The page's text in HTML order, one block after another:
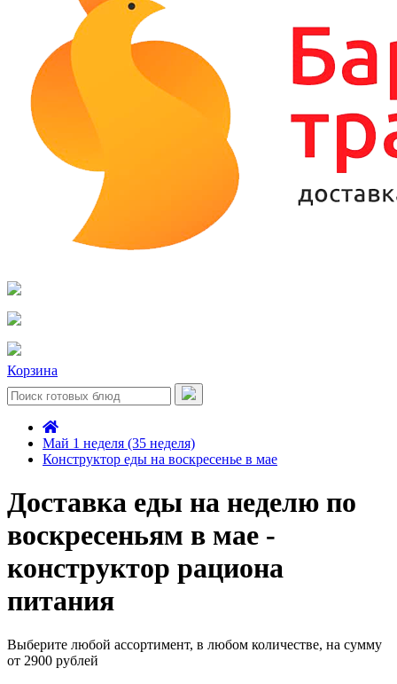
Корзина
Май 1 неделя (35 неделя)
Конструктор еды на воскресенье в мае
Доставка еды на неделю по
воскресеньям в мае -
конструктор рациона
питания
Выберите любой ассортимент, в любом количестве, на сумму
от 2900 рублей